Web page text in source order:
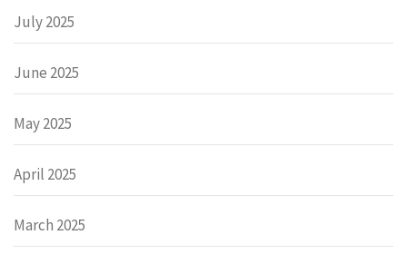
July 2025
June 2025
May 2025
April 2025
March 2025